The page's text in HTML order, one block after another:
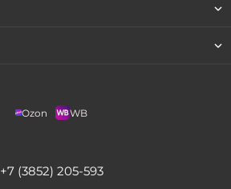
Ozon WB
+7 (3852) 205-593